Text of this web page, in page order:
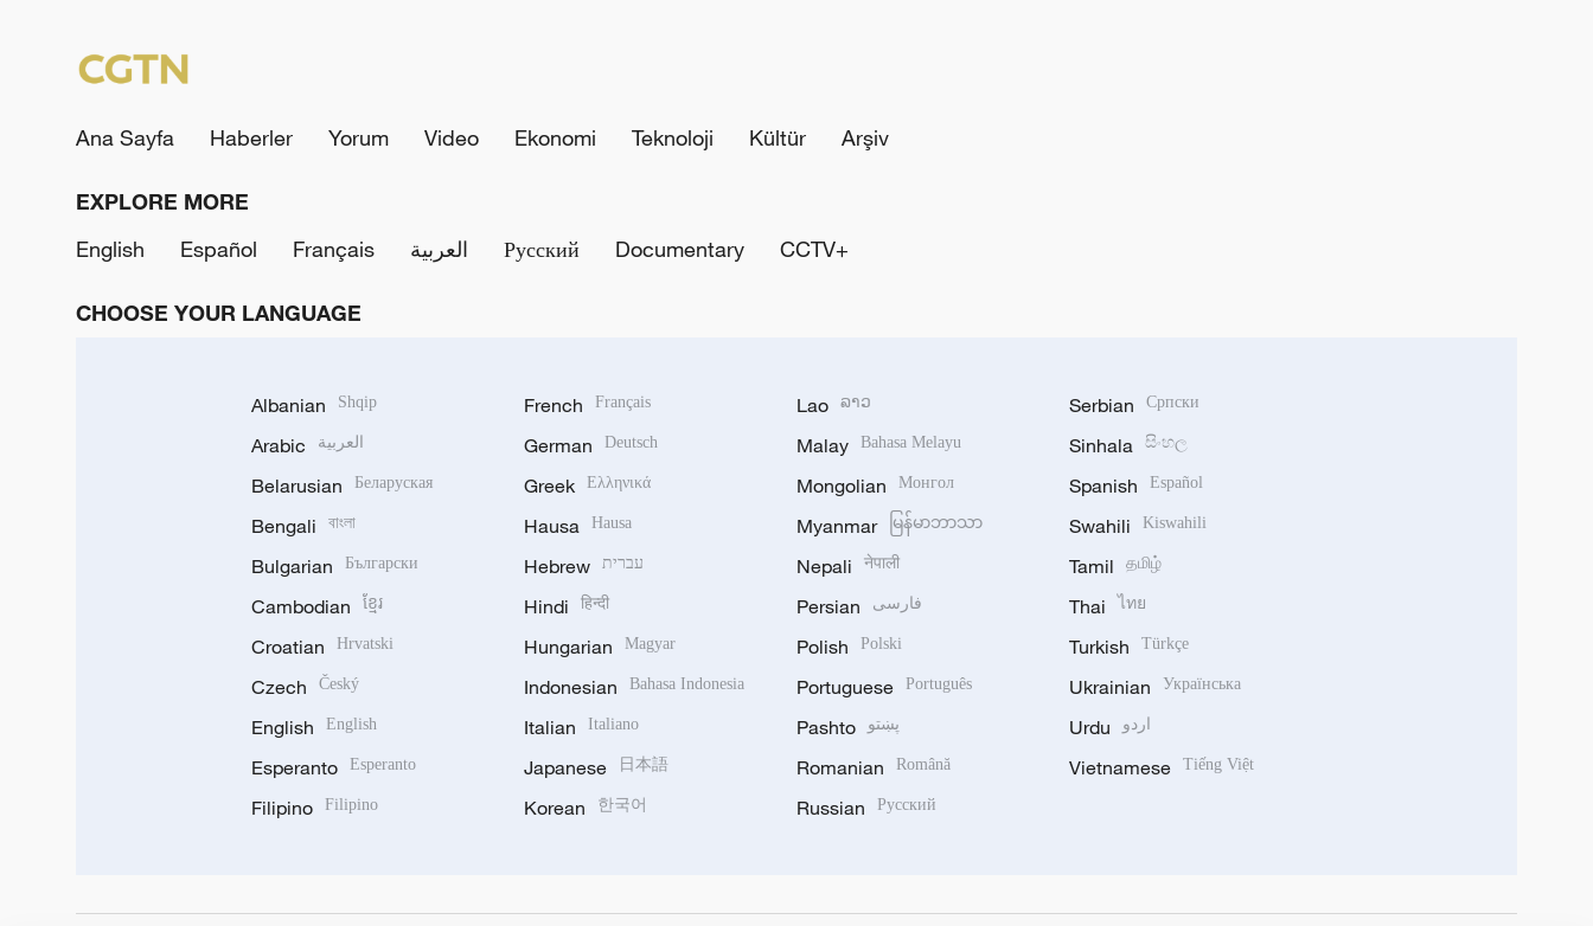
Ana Sayfa Haberler Yorum Video Ekonomi Teknoloji Kültür Arşiv
EXPLORE MORE
English
Español Français العربية Русский Documentary CCTV+
CHOOSE YOUR LANGUAGE
Albanian Shqip
Arabic العربية
Belarusian Беларуская
Bengali বাংলা
Bulgarian Български
Cambodian ខ្មែរ
Croatian Hrvatski
Czech Český
English English
Esperanto Esperanto
Filipino Filipino
French Français
German Deutsch
Greek Ελληνικά
Hausa Hausa
Hebrew עברית
Hindi हिन्दी
Hungarian Magyar
Indonesian Bahasa Indonesia
Italian Italiano
Japanese 日本語
Korean 한국어
Lao ລາວ
Malay Bahasa Melayu
Mongolian Монгол
Myanmar မြန်မာဘာသာ
Nepali नेपाली
Persian فارسی
Polish Polski
Portuguese Português
Pashto پښتو
Romanian Română
Russian Русский
Serbian Српски
Sinhala සිංහල
Spanish Español
Swahili Kiswahili
Tamil தமிழ்
Thai ไทย
Turkish Türkçe
Ukrainian Українська
Urdu اردو
Vietnamese Tiếng Việt